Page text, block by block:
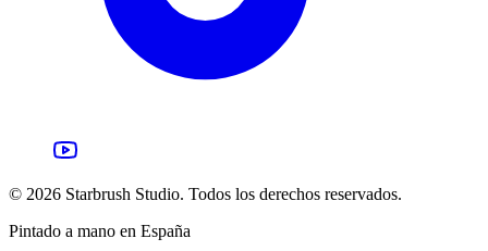
© 2026 Starbrush Studio. Todos los derechos reservados.
Pintado a mano en España